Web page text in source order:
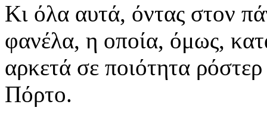
Κι όλα αυτά, όντας στον
φανέλα, η οποία, όμως,
αρκετά σε ποιότητα
Πόρτο.